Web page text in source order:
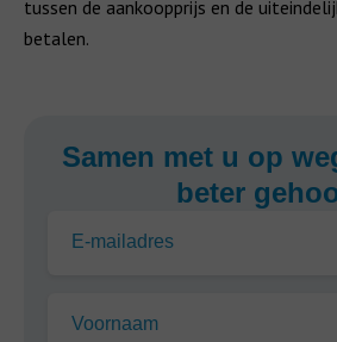
tussen de aankoopprijs en de
betalen.
Samen met u op
beter
E-mailadres
Voornaam